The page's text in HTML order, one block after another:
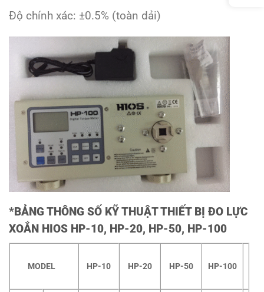
Độ chính xác: ±0.5% (toàn dải)
*BẢNG THÔNG SỐ KỸ THUẬTTHIẾT BỊ ĐO LỰC
XOẮN HIOS HP-10, HP-20, HP-50, HP-100
MODEL HP-10 HP-20 HP-50 HP-100